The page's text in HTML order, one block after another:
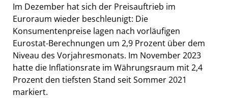
Im Dezember hat sich der Preisauftrieb im
Euroraum wieder beschleunigt: Die
Konsumentenpreise lagen nach vorläufigen
Eurostat-Berechnungen um 2,9 Prozent über dem
Niveau des Vorjahresmonats. Im November 2023
hatte die Inflationsrate im Währungsraum mit 2,4
Prozent den tiefsten Stand seit Sommer 2021
markiert.